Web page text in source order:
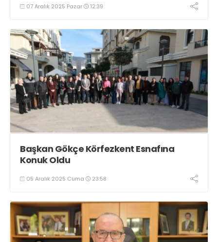
07 Aralık 2025 Pazar 12:39
Başkan Gökçe Körfezkent Esnafına
Konuk Oldu
05 Aralık 2025 Cuma 23:58